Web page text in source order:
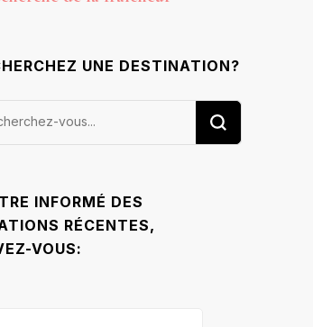
UNE DESTINATION?
INFORMÉ DES
RÉCENTES,
VOUS: